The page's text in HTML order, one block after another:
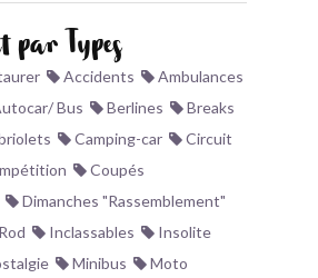
par Types
Accidents
Ambulances
Bus Berlines
Breaks
Camping-car
Circuit
Coupés
Dimanches "Rassemblement"
Inclassables
Insolite
Minibus
Moto